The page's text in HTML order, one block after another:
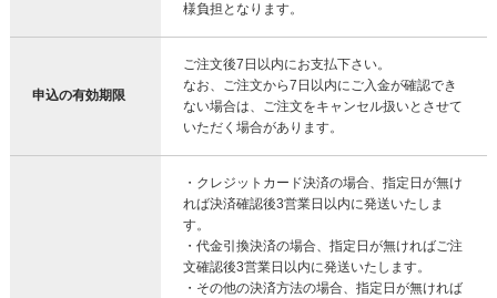
様負担となります。
申込の有効期限
ご注文後7日以内にお支払下さい。
なお、ご注文から7日以内にご入金が確認でき
ない場合は、ご注文をキャンセル扱いとさせて
いただく場合があります。
・クレジットカード決済の場合、指定日が無け
れば決済確認後3営業日以内に発送いたしま
す。
・代金引換決済の場合、指定日が無ければご注
文確認後3営業日以内に発送いたします。
・その他の決済方法の場合、指定日が無ければ